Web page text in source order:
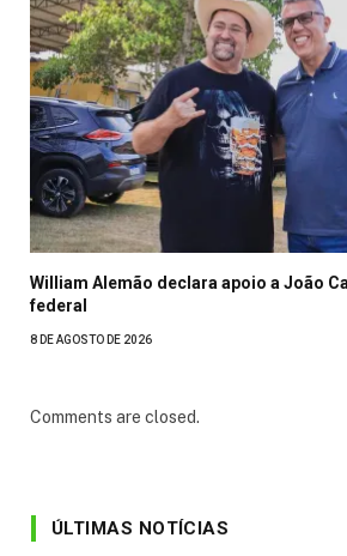
William Alemão declara apoio a João
federal
8 DE AGOSTO DE 2026
Comments are closed.
ÚLTIMAS NOTÍCIAS